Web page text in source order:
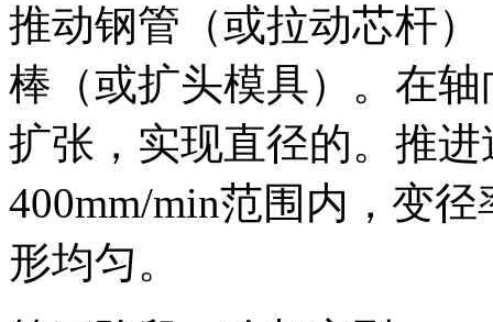
推动钢管（或拉动芯杆
棒（或扩头模具）。在
扩张，实现直径的。推
400mm/min范围内，变
形均匀。